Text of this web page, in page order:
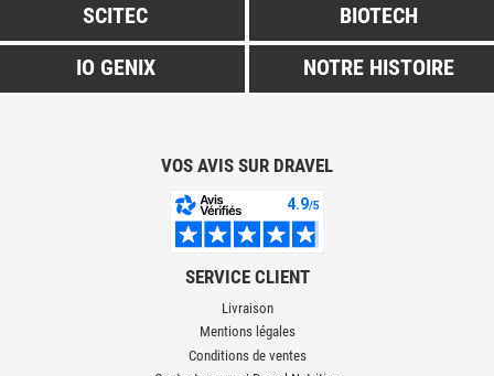
SCITEC
BIOTECH
IO GENIX
NOTRE HISTOIRE
VOS AVIS SUR DRAVEL
SERVICE CLIENT
Livraison
Mentions légales
Conditions de ventes